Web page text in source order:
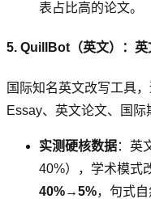
表占比高的论文。
5. QuillBot（英文）：英
国际知名英文改写工具
Essay、英文论文、国际
实测硬核数据：英
40%），学术模式
40%→5%，句式自